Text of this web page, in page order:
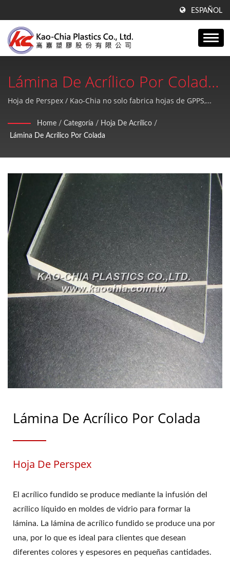
ESPAÑOL
Lámina De Acrílico Por Colada
| Más De 41 Años De
Experiencia En La Producción
De Películas De Soplado De
PE, Láminas De GPPS Y
Tecnología De Extrusión De
Láminas Acrílicas | Kao-Chia
Plastics Co., Ltd.
Hoja de Perspex / Kao-Chia no solo fabrica hojas de GPPS,
proporciona un servicio postventa de alta calidad y perfecto.
Home / Categoría / Hoja De Acrílico /
Lámina De Acrílico Por Colada
Lámina De Acrílico Por Colada
Hoja De Perspex
El acrílico fundido se produce mediante la infusión del
acrílico líquido en moldes de vidrio para formar la
lámina. La lámina de acrílico fundido se produce una por
una, por lo que es ideal para clientes que desean
diferentes colores y espesores en pequeñas cantidades.